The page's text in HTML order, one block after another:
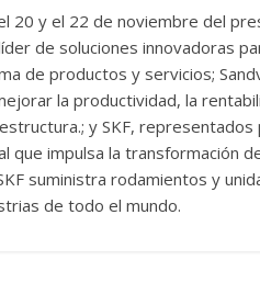
20 y el 22 de noviembre del
de soluciones innovadoras
de productos y servicios;
la productividad, la
y SKF,
que impulsa la transformación
suministra rodamientos y
de todo el mundo.